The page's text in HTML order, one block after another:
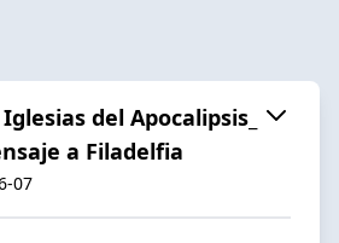
del Apocalipsis_
a Filadelfia
07